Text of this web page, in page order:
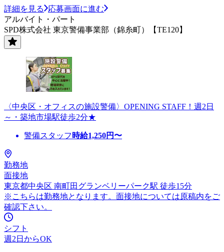
詳細を見る
応募画面に進む
アルバイト・パート
SPD株式会社 東京警備事業部（錦糸町）【TE120】
〈中央区・オフィスの施設警備〉OPENING STAFF！週2日
～・築地市場駅徒歩2分★
警備スタッフ 時給1,250円〜
勤務地
面接地
東京都中央区 南町田グランベリーパーク駅 徒歩15分
※こちらは勤務地となります。面接地については原稿内をご
確認下さい。
シフト
週2日からOK